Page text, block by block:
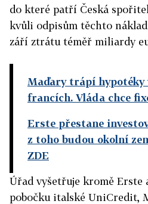
do které patří Česká
kvůli odpisům těchto
září ztrátu téměř miliardy
Maďary trápí hypotéky
francích. Vláda chce
Erste přestane
z toho budou okolní
ZDE
Úřad vyšetřuje kromě
pobočku italské UniCredit,